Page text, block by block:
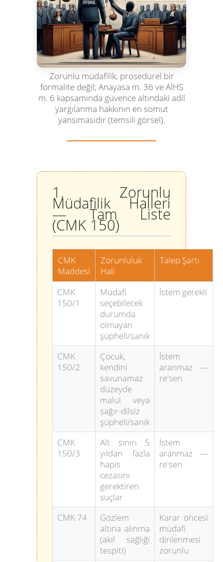
Zorunlu müdafilik, prosedürel bir
formalite değil; Anayasa m. 36 ve AİHS
m. 6 kapsamında güvence altındaki adil
yargılanma hakkının en somut
yansımasıdır (temsili görsel).
1. Zorunlu
Müdafilik Halleri
— Tam Liste
(CMK 150)
CMK
Maddesi
Zorunluluk
Hali
Talep Şartı
CMK
150/1
Müdafi
seçebilecek
durumda
olmayan
şüpheli/sanık
İstem gerekli
CMK
150/2
Çocuk,
kendini
savunamaz
düzeyde
malul veya
sağır-dilsiz
şüpheli/sanık
İstem
aranmaz —
re'sen
CMK
150/3
Alt sınırı 5
yıldan fazla
hapis
cezasını
gerektiren
suçlar
İstem
aranmaz —
re'sen
CMK 74
Gözlem
altına alınma
(akıl sağlığı
tespiti)
Karar öncesi
müdafi
dinlenmesi
zorunlu